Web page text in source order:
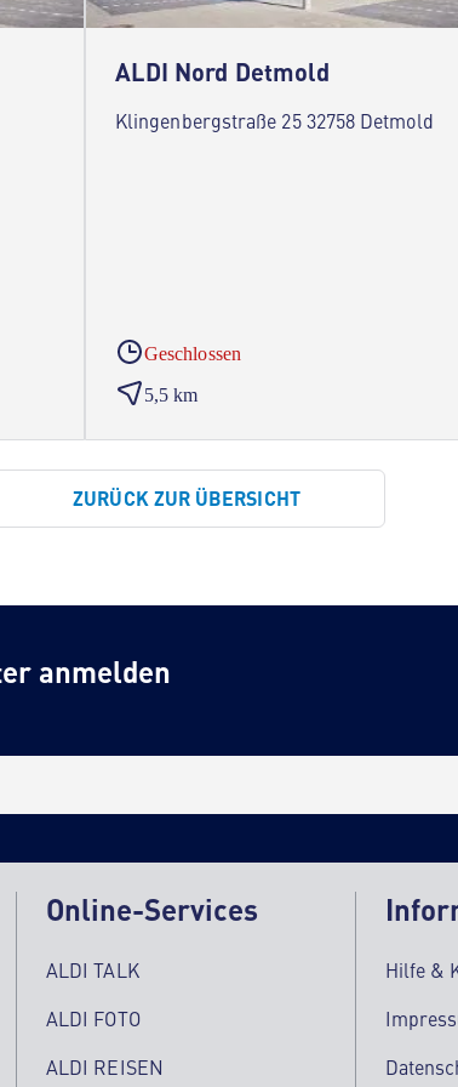
ALDI Nord Detmold
Klingenbergstraße 25 32758 Detmold
Geschlossen
5,5 km
ZURÜCK ZUR ÜBERSICHT
anmelden
Online-Services
ALDI TALK
ALDI FOTO
ALDI REISEN
Hilfe &